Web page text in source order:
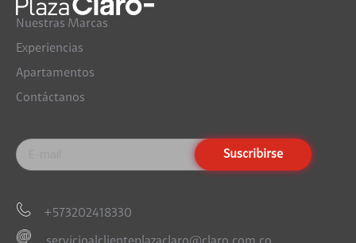
Nuestras Marcas
Experiencias
Apartamentos
Contáctanos
+573202418330